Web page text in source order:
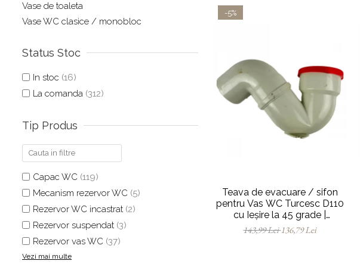
Baterii pentru bideu
Robinete baie
Robinete de trecere
Robinete masina de spalat
Vase de toaleta
Vase WC clasice / monobloc
Status Stoc
In stoc (16)
La comanda (312)
Tip Produs
Capac WC (119)
Mecanism rezervor WC (5)
Rezervor WC incastrat (2)
Rezervor suspendat (3)
Rezervor vas WC (37)
Vezi mai multe
-5%
Teava de evacuare / sifon
pentru Vas WC Turcesc D110
cu Ieșire la 45 grade |
MP010153905
143,99 Lei136,79 Lei